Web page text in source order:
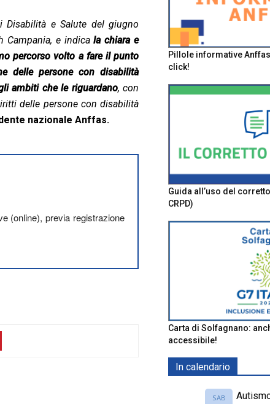
Disabilità e Salute del giugno
Campania, e indicala chiara e
percorso volto a fare il punto
delle persone con disabilità
ambiti che le riguardano, con
delle persone con disabilità
nazionale Anffas.
(online), previa registrazione
Pillole informative
click!
Guida all’uso del
CRPD)
Carta di Solfagnano:
accessibile!
In calendario
SAB